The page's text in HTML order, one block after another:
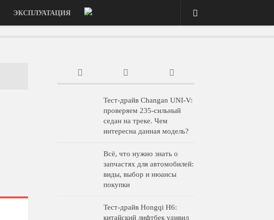
ЭКСПЛУАТАЦИЯ
Тест-драйв Changan UNI-V:
проверяем 235-сильный
седан на треке. Чем
интересна данная модель?
Всё, что нужно знать о
запчастях для автомобилей:
виды, выбор и нюансы
покупки
Тест-драйв Hongqi H6:
китайский лифтбек удивил